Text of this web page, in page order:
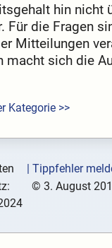
hin nicht
Für die Fragen
Mitteilungen
macht sich die
Kategorie >>
| Tippfehler
© 3. August